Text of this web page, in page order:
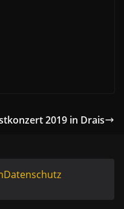
2019 in Drais
Datenschutz